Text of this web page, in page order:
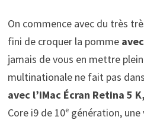
On commence avec du très
fini de croquer la pomme
jamais de vous en mettre
multinationale ne fait pas
avec l’iMac Écran Retina 5 K,
Core i9 de 10ᵉ génération,